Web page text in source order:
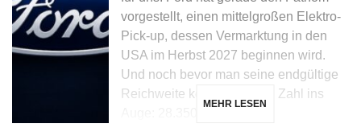
vorgestellt, einen mittelgroßen Elektro-
Pick-up, dessen Vermarktung in den
USA im Herbst 2027 beginnen wird.
Und noch bevor man seine endgültige
Reichweite kennt, fällt eine Zahl ins
MEHR LESEN